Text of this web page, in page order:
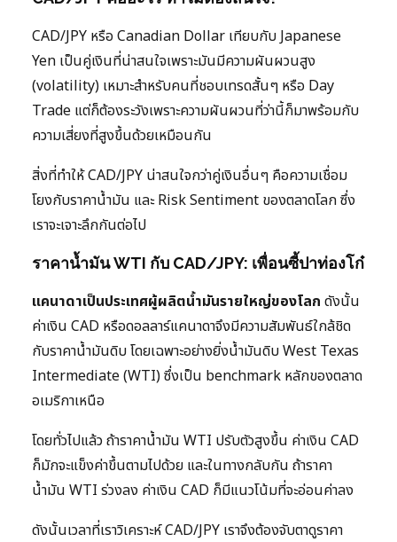
CAD/JPY หรือ Canadian Dollar เทียบกับ Japanese
Yen เป็นคู่เงินที่น่าสนใจเพราะมันมีความผันผวนสูง
(volatility) เหมาะสำหรับคนที่ชอบเทรดสั้นๆ หรือ Day
Trade แต่ก็ต้องระวังเพราะความผันผวนที่ว่านี้ก็มาพร้อมกับ
ความเสี่ยงที่สูงขึ้นด้วยเหมือนกัน
สิ่งที่ทำให้ CAD/JPY น่าสนใจกว่าคู่เงินอื่นๆ คือความเชื่อม
โยงกับราคาน้ำมัน และ Risk Sentiment ของตลาดโลก ซึ่ง
เราจะเจาะลึกกันต่อไป
ราคาน้ำมัน WTI กับ CAD/JPY: เพื่อนซี้ปาท่องโก๋
แคนาดาเป็นประเทศผู้ผลิตน้ำมันรายใหญ่ของโลก ดังนั้น
ค่าเงิน CAD หรือดอลลาร์แคนาดาจึงมีความสัมพันธ์ใกล้ชิด
กับราคาน้ำมันดิบ โดยเฉพาะอย่างยิ่งน้ำมันดิบ West Texas
Intermediate (WTI) ซึ่งเป็น benchmark หลักของตลาด
อเมริกาเหนือ
โดยทั่วไปแล้ว ถ้าราคาน้ำมัน WTI ปรับตัวสูงขึ้น ค่าเงิน CAD
ก็มักจะแข็งค่าขึ้นตามไปด้วย และในทางกลับกัน ถ้าราคา
น้ำมัน WTI ร่วงลง ค่าเงิน CAD ก็มีแนวโน้มที่จะอ่อนค่าลง
ดังนั้นเวลาที่เราวิเคราะห์ CAD/JPY เราจึงต้องจับตาดูราคา